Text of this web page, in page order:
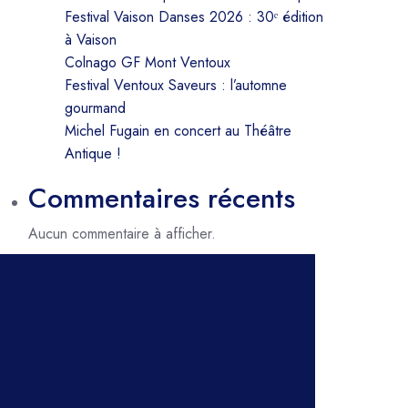
Festival Vaison Danses 2026 : 30ᵉ édition
à Vaison
Colnago GF Mont Ventoux
Festival Ventoux Saveurs : l’automne
gourmand
Michel Fugain en concert au Théâtre
Antique !
Commentaires récents
Aucun commentaire à afficher.